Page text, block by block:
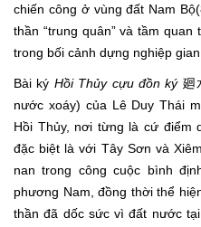
chiến công ở vùng đất Nam
thần “trung quân” và tầm
trong bối cảnh dựng nghiệp
Bài ký Hồi Thủy cựu đồn ký廻
nước xoáy) của Lê Duy Thái
Hồi Thủy, nơi từng là cứ điểm
đặc biệt là với Tây Sơn và
nan trong công cuộc bình
phương Nam, đồng thời thể
thần đã dốc sức vì đất nước